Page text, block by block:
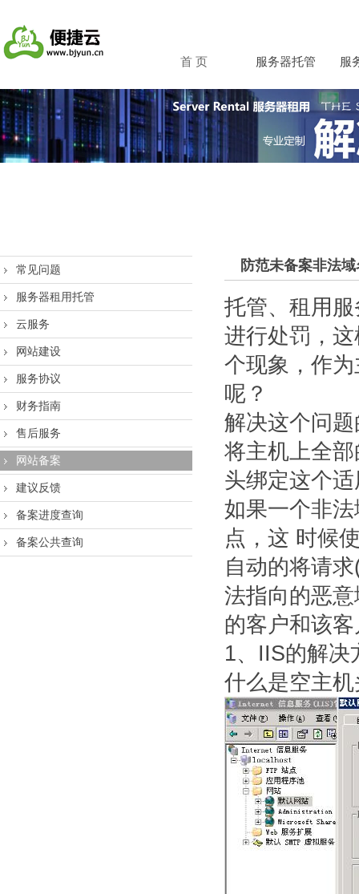
首 页 服务器托管 服
常见问题
服务器租用托管
云服务
网站建设
服务协议
财务指南
售后服务
网站备案
建议反馈
备案进度查询
备案公共查询
防范未备案非法
托管、租用
进行处罚，
个现象，作
呢？
解决这个问
将主机上全
头绑定这个
如果一个非
点，这 时候
自动的将请
法指向的恶
的客户和该
1、IIS的解决
什么是空主